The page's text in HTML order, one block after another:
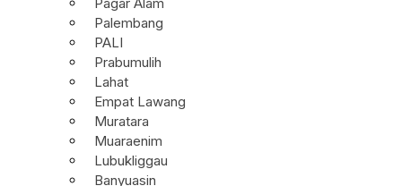
Palembang
PALI
Prabumulih
Lahat
Empat Lawang
Muratara
Muaraenim
Lubukliggau
Banyuasin